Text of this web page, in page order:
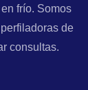
frío. Somos
de
consultas.